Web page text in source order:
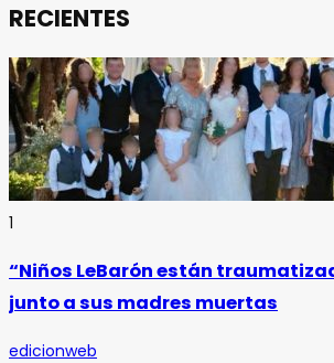
RECIENTES
1
“Niños LeBarón están
junto a sus madres muertas
edicionweb